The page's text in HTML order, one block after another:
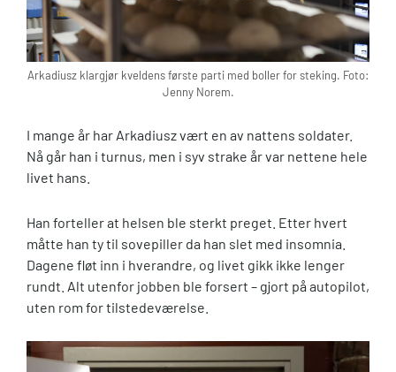
Arkadiusz klargjør kveldens første parti med boller for steking. Foto:
Jenny Norem.
I mange år har Arkadiusz vært en av nattens soldater.
Nå går han i turnus, men i syv strake år var nettene hele
livet hans.
Han forteller at helsen ble sterkt preget. Etter hvert
måtte han ty til sovepiller da han slet med insomnia.
Dagene fløt inn i hverandre, og livet gikk ikke lenger
rundt. Alt utenfor jobben ble forsert – gjort på autopilot,
uten rom for tilstedeværelse.